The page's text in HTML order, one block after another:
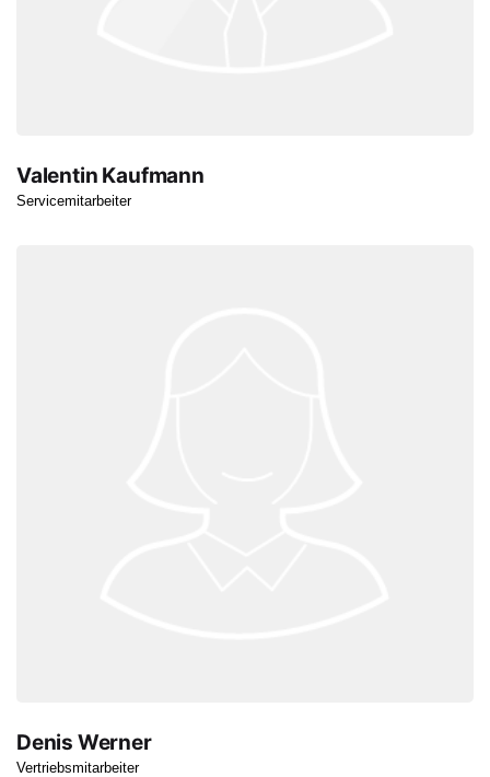
Valentin Kaufmann
Servicemitarbeiter
Denis Werner
Vertriebsmitarbeiter